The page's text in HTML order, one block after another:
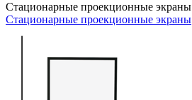
Стационарные проекционные экраны
Стационарные проекционные экраны